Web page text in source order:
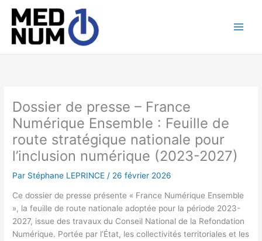
contenu
Dossier de presse – France
Numérique Ensemble : Feuille de
route stratégique nationale pour
l’inclusion numérique (2023-2027)
Par Stéphane LEPRINCE / 26 février 2026
Ce dossier de presse présente « France Numérique Ensemble
», la feuille de route nationale adoptée pour la période 2023-
2027, issue des travaux du Conseil National de la Refondation
Numérique. Portée par l’État, les collectivités territoriales et les